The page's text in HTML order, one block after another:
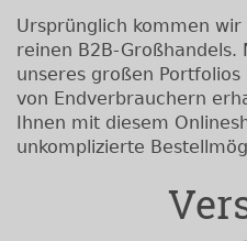
Ursprünglich kommen
reinen B2B-
unseres großen
von Endverbrauchern
Ihnen mit diesem
unkomplizierte